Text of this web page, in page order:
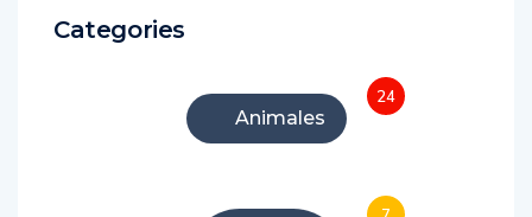
Categories
Animales
24